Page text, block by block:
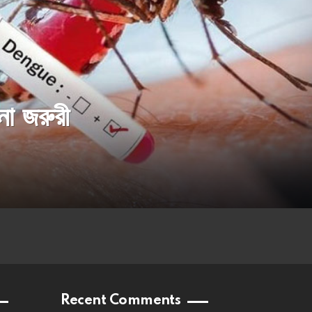
জরুরী
Recent Comments